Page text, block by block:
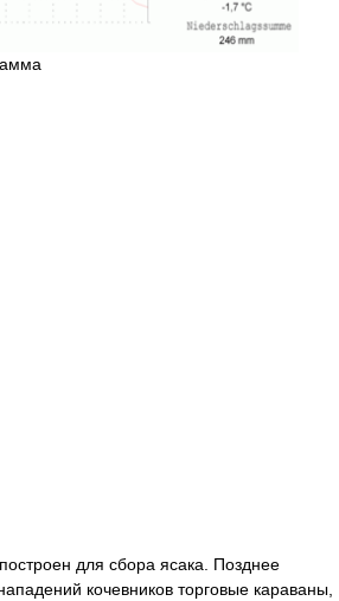
для сбора ясака. Позднее
кочевников торговые караваны,